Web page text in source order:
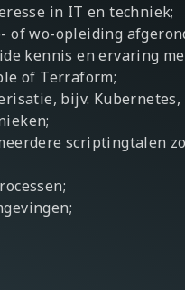
in IT en techniek;
of wo-opleiding
kennis en ervaring
of Terraform;
bijv. Kubernetes,
scriptingtalen